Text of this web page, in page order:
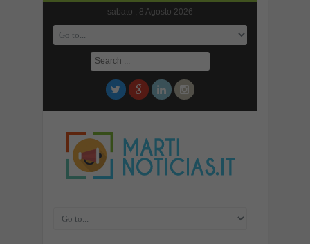
sabato , 8 Agosto 2026